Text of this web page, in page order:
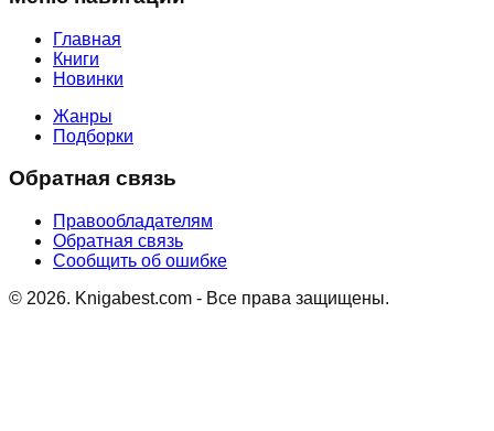
Главная
Книги
Новинки
Жанры
Подборки
Обратная связь
Правообладателям
Обратная связь
Сообщить об ошибке
© 2026. Knigabest.com - Все права защищены.